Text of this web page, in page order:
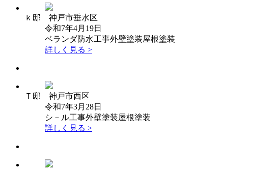
ｋ邸 神戸市垂水区
令和7年4月19日
ベランダ防水工事外壁塗装屋根塗装
詳しく見る >
Ｔ邸 神戸市西区
令和7年3月28日
シ－ル工事外壁塗装屋根塗装
詳しく見る >